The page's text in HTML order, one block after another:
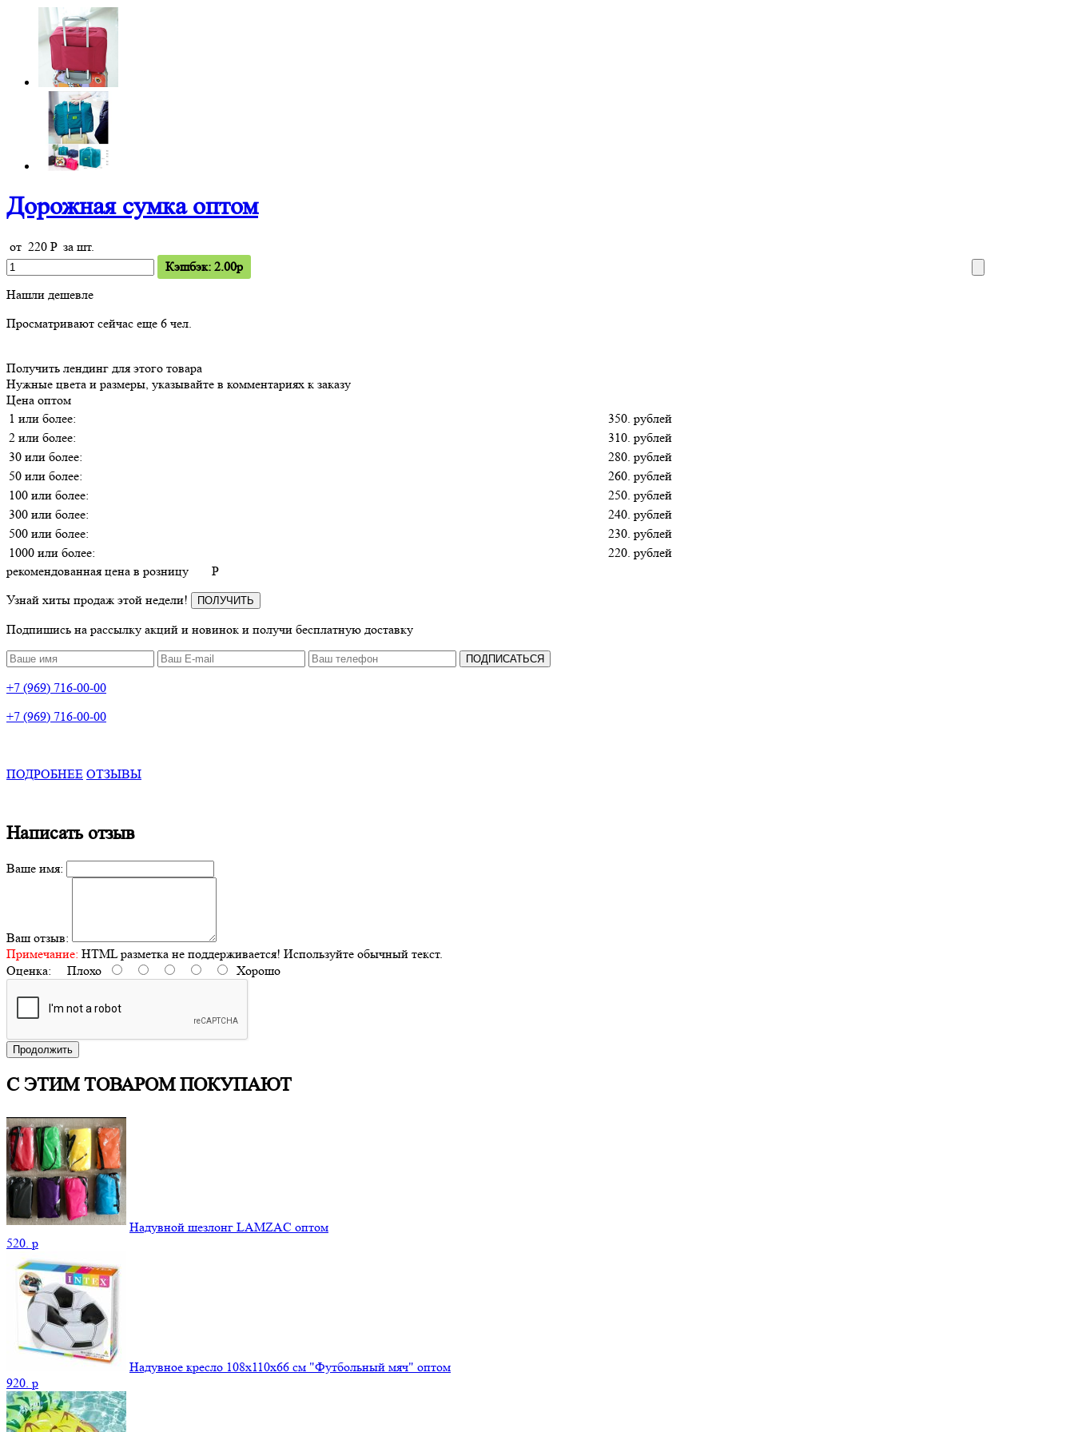
Дорожная сумка оптом
от 220 Pза шт.
Кэшбэк: 2.00p
Нашли дешевле
Просматривают сейчас еще 6 чел.
Получить лендинг для этого товара
Нужные цвета и размеры, указывайте в комментариях к заказу
Цена оптом
1 или более:
350. рублей
2 или более:
310. рублей
30 или более:
280. рублей
50 или более:
260. рублей
100 или более:
250. рублей
300 или более:
240. рублей
500 или более:
230. рублей
1000 или более:
220. рублей
рекомендованная цена в розницу
P
Узнай хиты продаж этой недели!
ПОЛУЧИТЬ
Подпишись на рассылку акций и новинок и получи бесплатную доставку
ПОДПИСАТЬСЯ
+7 (969) 716-00-00
+7 (969) 716-00-00
ПОДРОБНЕЕ ОТЗЫВЫ
Написать отзыв
Ваше имя:
Ваш отзыв:
Примечание: HTML разметка не поддерживается! Используйте обычный текст.
Оценка: Плохо Хорошо
Продолжить
С ЭТИМ ТОВАРОМ ПОКУПАЮТ
Надувной шезлонг LAMZAC оптом
520. p
Надувное кресло 108х110х66 см "Футбольный мяч" оптом
920. p